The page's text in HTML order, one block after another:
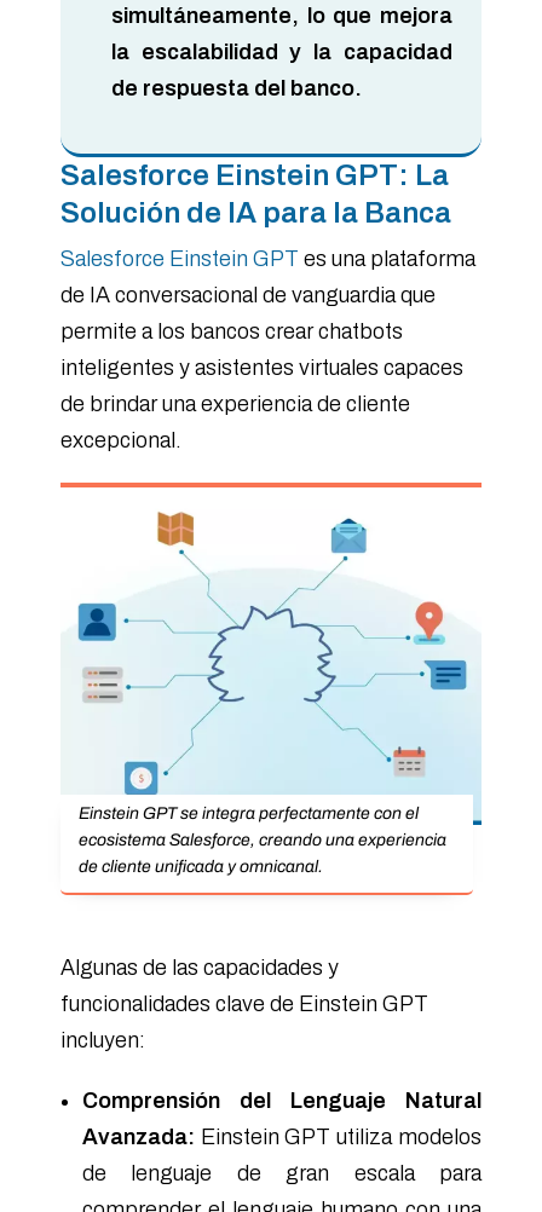
simultáneamente, lo que mejora
la escalabilidad y la capacidad
de respuesta del banco.
Salesforce Einstein GPT: La
Solución de IA para la Banca
Salesforce Einstein GPT es una plataforma
de IA conversacional de vanguardia que
permite a los bancos crear chatbots
inteligentes y asistentes virtuales capaces
de brindar una experiencia de cliente
excepcional.
Einstein GPT se integra perfectamente con el
ecosistema Salesforce, creando una experiencia
de cliente unificada y omnicanal.
Algunas de las capacidades y
funcionalidades clave de Einstein GPT
incluyen:
Comprensión del Lenguaje Natural
Avanzada: Einstein GPT utiliza modelos
de lenguaje de gran escala para